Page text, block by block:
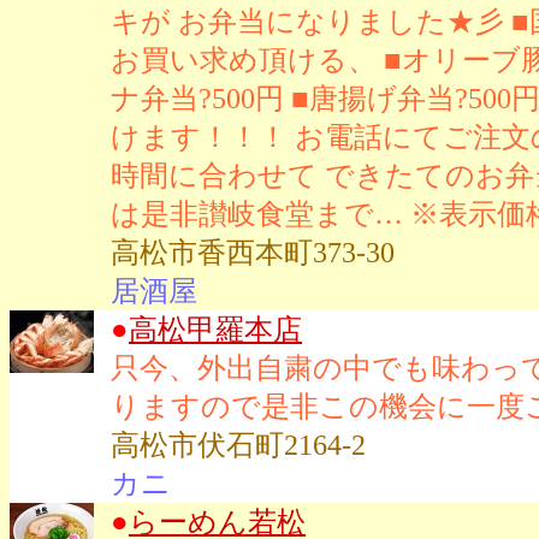
キが お弁当になりました★彡 ■
お買い求め頂ける、 ■オリーブ
ナ弁当?500円 ■唐揚げ弁当?500
けます！！！ お電話にてご注
時間に合わせて できたてのお
は是非讃岐食堂まで… ※表示価
高松市香西本町373-30
居酒屋
●高松甲羅本店
只今、外出自粛の中でも味わ
りますので是非この機会に一度
高松市伏石町2164-2
カニ
● らーめん若松